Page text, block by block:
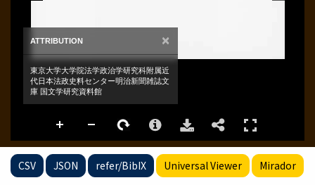
CSV JSON refer/BibIX Universal Viewer Mirador